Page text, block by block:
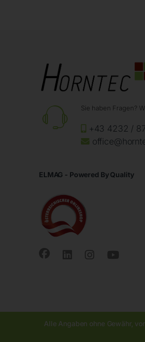
Sie haben Fragen?
+43 4232 /
ELMAG - Powered By Quality
Alle Angaben ohne Gewähr,